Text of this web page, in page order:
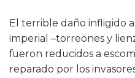
El terrible daño infligido
imperial –torreones y
fueron reducidos a
reparado por los